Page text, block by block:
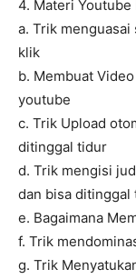
4. Materi Youtube
a. Trik
klik
b. Membuat
youtube
c. Trik Upload
ditinggal tidur
d. Trik mengisi
dan bisa ditinggal
e. Bagaimana
f. Trik
g. Trik